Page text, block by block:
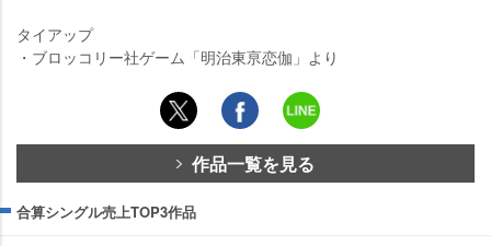
タイアップ
・ブロッコリー社ゲーム「明治東亰恋伽」より
作品一覧を見る
合算シングル売上TOP3作品